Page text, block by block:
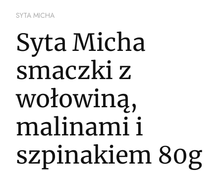
SYTA MICHA
Syta Micha
smaczki z
wołowiną,
malinami i
szpinakiem 80g